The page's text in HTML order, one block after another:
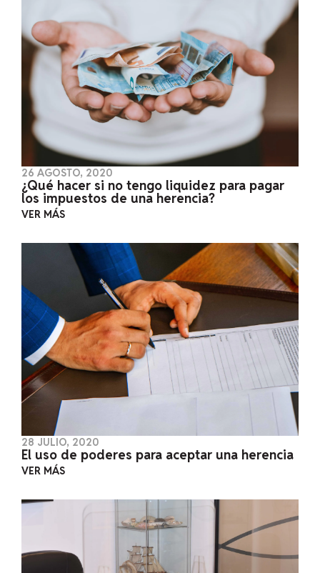
26 AGOSTO, 2020
¿Qué hacer si no tengo liquidez para pagar
los impuestos de una herencia?
VER MÁS
28 JULIO, 2020
El uso de poderes para aceptar una herencia
VER MÁS